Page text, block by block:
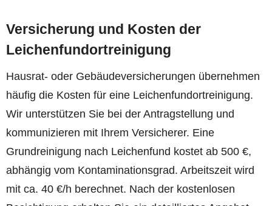
Versicherung und Kosten der
Leichenfundortreinigung
Hausrat- oder Gebäudeversicherungen übernehmen
häufig die Kosten für eine Leichenfundortreinigung.
Wir unterstützen Sie bei der Antragstellung und
kommunizieren mit Ihrem Versicherer. Eine
Grundreinigung nach Leichenfund kostet ab 500 €,
abhängig vom Kontaminationsgrad. Arbeitszeit wird
mit ca. 40 €/h berechnet. Nach der kostenlosen